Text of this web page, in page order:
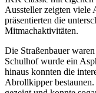
Aussteller zeigten viele
präsentierten die
Mitmachaktivitäten.
Die Straßenbauer
Schulhof wurde ein
hinaus konnten die
Abrollkipper